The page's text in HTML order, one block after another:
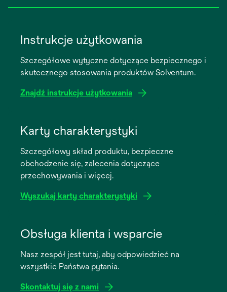
Instrukcje użytkowania
Szczegółowe wytyczne dotyczące bezpiecznego i
skutecznego stosowania produktów Solventum.
Znajdź instrukcje użytkowania
new
Karty charakterystyki
Szczegółowy skład produktu, bezpieczne
obchodzenie się, zalecenia dotyczące
przechowywania i więcej.
Wyszukaj karty charakterystyki
new
Obsługa klienta i wsparcie
Nasz zespół jest tutaj, aby odpowiedzieć na
wszystkie Państwa pytania.
Skontaktuj się z nami